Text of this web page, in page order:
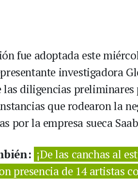
fue adoptada este
investigadora
las diligencias
que rodearon la
por la empresa sueca
¡De las canchas al
presencia de 14 artistas